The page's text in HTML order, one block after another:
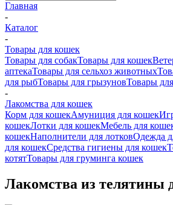
Главная
-
Каталог
-
Товары для кошек
Товары для собакТовары для кошек
аптекаТовары для сельхоз животных
для рыбТовары для грызуновТовары
-
Лакомства для кошек
Корм для кошекАмуниция для кошек
кошекЛотки для кошекМебель для
кошекНаполнители для лотковОдежда
для кошекСредства гигиены для кошек
котятТовары для груминга кошек
Лакомства из телятины